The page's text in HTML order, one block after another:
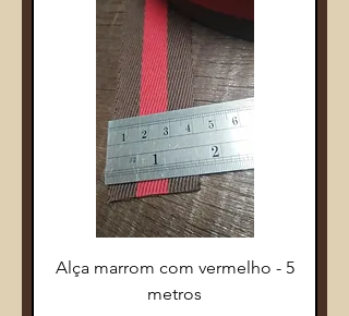
Alça marrom com vermelho - 5
metros